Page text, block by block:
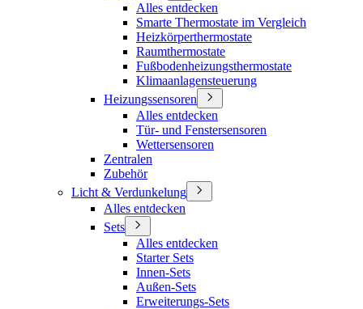
Alles entdecken
Smarte Thermostate im Vergleich
Heizkörperthermostate
Raumthermostate
Fußbodenheizungsthermostate
Klimaanlagensteuerung
Heizungssensoren
Alles entdecken
Tür- und Fenstersensoren
Wettersensoren
Zentralen
Zubehör
Licht & Verdunkelung
Alles entdecken
Sets
Alles entdecken
Starter Sets
Innen-Sets
Außen-Sets
Erweiterungs-Sets